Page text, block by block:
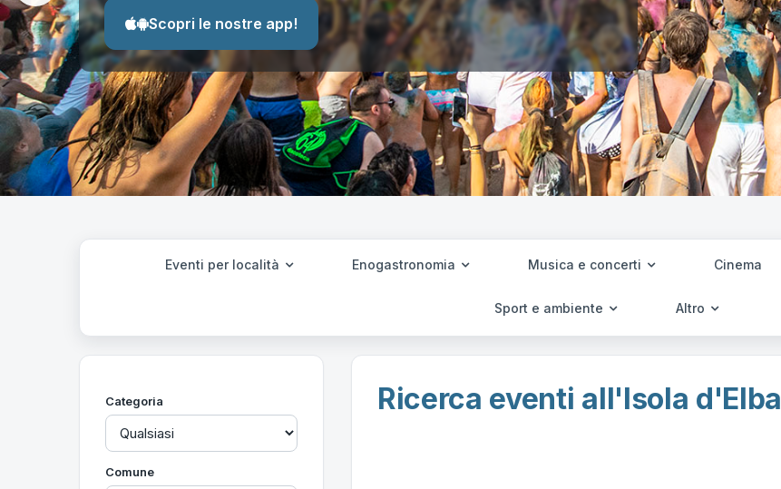
Scopri le nostre app!
Eventi per località Enogastronomia Musica e concerti Cinema
Sport e ambiente Altro
Categoria
Comune
Ricerca eventi all'Isola d'Elba